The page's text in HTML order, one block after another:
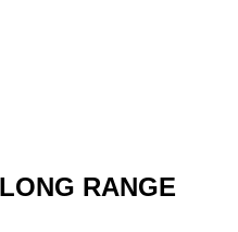
RANGE